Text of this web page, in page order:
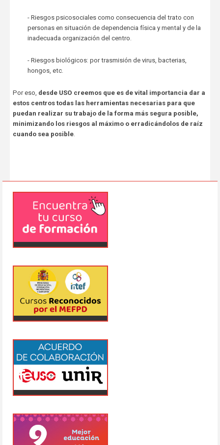
- Riesgos psicosociales como consecuencia del trato con
personas en situación de dependencia física y mental y de la
inadecuada organización del centro.
- Riesgos biológicos: por trasmisión de virus, bacterias,
hongos, etc.
Por eso, desde USO creemos que es de vital importancia dar a
estos centros todas las herramientas necesarias para que
puedan realizar su trabajo de la forma más segura posible,
minimizando los riesgos al máximo o erradicándolos de raíz
cuando sea posible.